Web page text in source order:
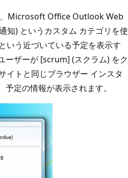
Microsoft Office Outlook Web
) というカスタム カテゴリを使
いう近づいている予定を表示す
ーザーが [scrum] (スクラム) をク
イトと同じブラウザー インスタ
定の情報が表示されます。